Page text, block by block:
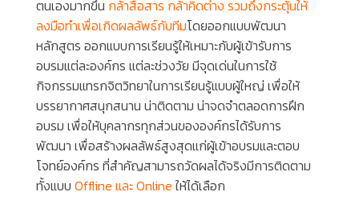
ตนเองมากขึ้น กล้าสื่อสาร กล้าคิดต่าง รวมถึงกระตุ้นให้
ลงมือทำเพื่อเกิดผลลัพธ์กับทีมโดยออกแบบพัฒนา
หลักสูตร ออกแบบการเรียนรู้ให้เหมาะกับผู้เข้ารับการ
อบรมแต่ละองค์กร แต่ละช่วงวัย มีจุดเด่นในการใช้
กิจกรรมแทรกจิตวิทยาในการเรียนรู้แบบผู้ใหญ่ เพื่อให้
บรรยากาศสนุกสนาน น่าติดตาม น่าจดจำตลอดการฝึก
อบรม เพื่อให้บุคลากรทุกส่วนขององค์กรได้รับการ
พัฒนา เพื่อสร้างผลลัพธ์สูงสุดแก่ผู้เข้าอบรมและตอบ
โจทย์องค์กร ที่สำคัญสามารถวัดผลได้จริงมีการติดตาม
ทั้งแบบ Offline และ Online ให้ได้เลือก